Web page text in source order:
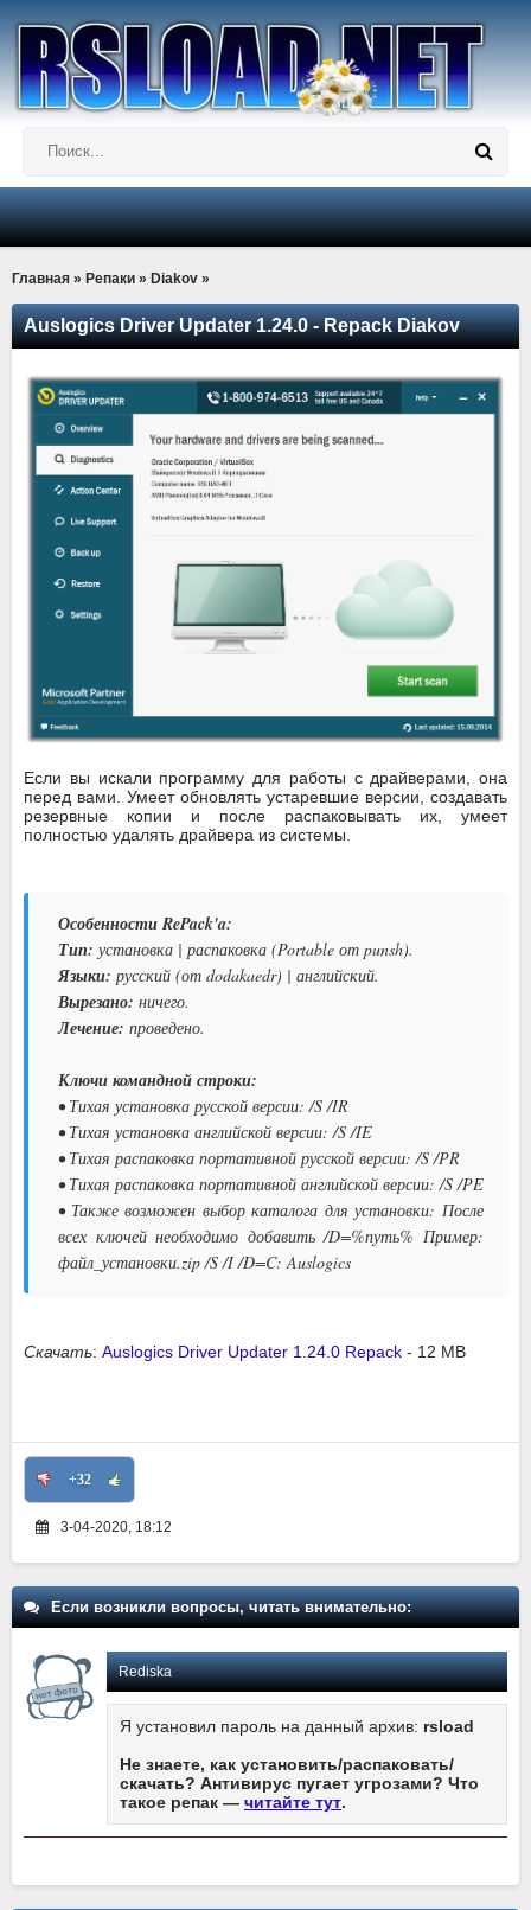
Главная » Репаки » Diakov »
Auslogics Driver Updater 1.24.0 - Repack Diakov
Если вы искали программу для работы с драйверами, она
перед вами. Умеет обновлять устаревшие версии, создавать
резервные копии и после распаковывать их, умеет
полностью удалять драйвера из системы.
Особенности RePack'a:
Тип: установка | распаковка (Portable от punsh).
Языки: русский (от dodakaedr) | английский.
Вырезано: ничего.
Лечение: проведено.
Ключи командной строки:
• Тихая установка русской версии: /S /IR
• Тихая установка английской версии: /S /IE
• Тихая распаковка портативной русской версии: /S /PR
• Тихая распаковка портативной английской версии: /S /PE
• Также возможен выбор каталога для установки: После
всех ключей необходимо добавить /D=%путь% Пример:
файл_установки.zip /S /I /D=C: Auslogics
Скачать: Auslogics Driver Updater 1.24.0 Repack - 12 MB
+32
3-04-2020, 18:12
Если возникли вопросы, читать внимательно:
Rediska
Я установил пароль на данный архив: rsload
Не знаете, как установить/распаковать/
скачать? Антивирус пугает угрозами? Что
такое репак — читайте тут.